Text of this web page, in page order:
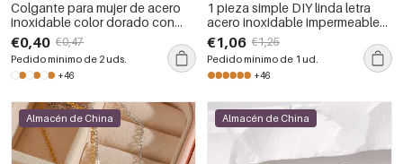
Colgante para mujer de acero
inoxidable color dorado con
letras para armar uno mismo
€0,40 €0,47
Pedido mínimo de 2 uds.
+46
1 pieza simple DIY linda letra
acero inoxidable impermeable
color dorado colgantes para
mujer
€1,06 €1,25
Pedido mínimo de 1 ud.
+46
Almacén de China Almacén de China